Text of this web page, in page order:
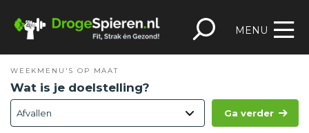
naar
naar
inhoud
naar
sidebar
footer
MENU
WEEKMENU'S OP MAAT
Wat is je doelstelling?
Ga verder